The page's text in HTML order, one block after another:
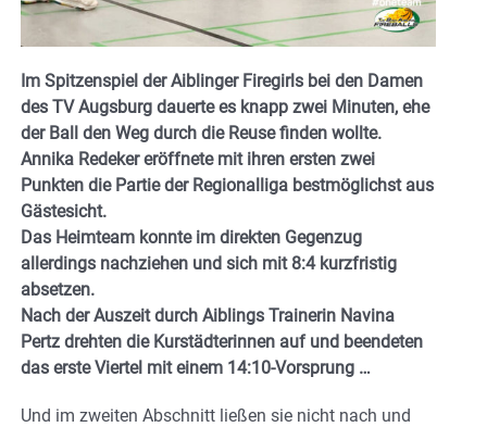
Im Spitzenspiel der Aiblinger Firegirls bei den Damen
des TV Augsburg dauerte es knapp zwei Minuten, ehe
der Ball den Weg durch die Reuse finden wollte.
Annika Redeker eröffnete mit ihren ersten zwei
Punkten die Partie der Regionalliga bestmöglichst aus
Gästesicht.
Das Heimteam konnte im direkten Gegenzug
allerdings nachziehen und sich mit 8:4 kurzfristig
absetzen.
Nach der Auszeit durch Aiblings Trainerin Navina
Pertz drehten die Kurstädterinnen auf und beendeten
das erste Viertel mit einem 14:10-Vorsprung …
Und im zweiten Abschnitt ließen sie nicht nach und